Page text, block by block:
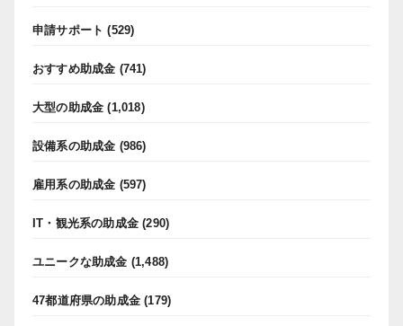
申請サポート (529)
おすすめ助成金 (741)
大型の助成金 (1,018)
設備系の助成金 (986)
雇用系の助成金 (597)
IT・観光系の助成金 (290)
ユニークな助成金 (1,488)
47都道府県の助成金 (179)